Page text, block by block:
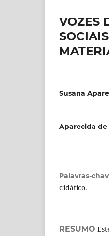
VOZES
Susana
Aparecida de
Palavras-
didático.
RESUMO